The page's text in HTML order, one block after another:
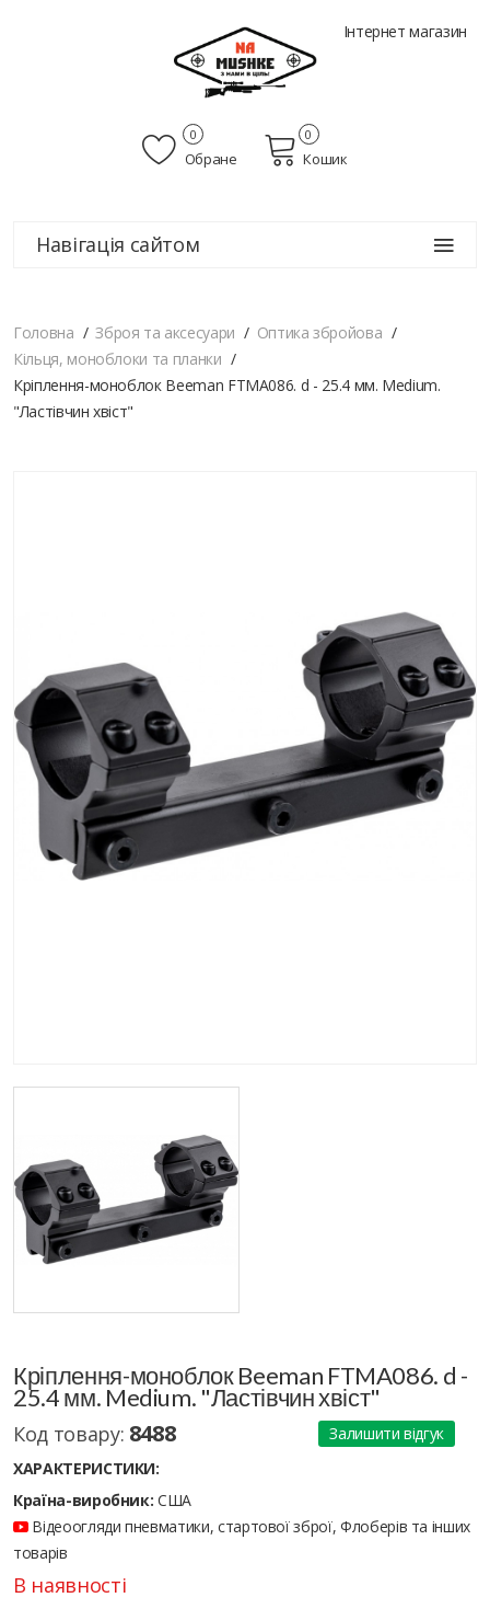
Інтернет магазин
Обране
0
Кошик
0
Навігація сайтом
Головна Зброя та аксесуари
Оптика збройова
Кільця, моноблоки та планки
Кріплення-моноблок Beeman FTMA086. d - 25.4 мм. Medium.
"Ластівчин хвіст"
Кріплення-моноблок Beeman FTMA086. d -
25.4 мм. Medium. "Ластівчин хвіст"
Код товару: 8488
Залишити відгук
ХАРАКТЕРИСТИКИ:
Країна-виробник: США
Відеоогляди пневматики, стартової зброї, Флоберів та інших
товарів
В наявності